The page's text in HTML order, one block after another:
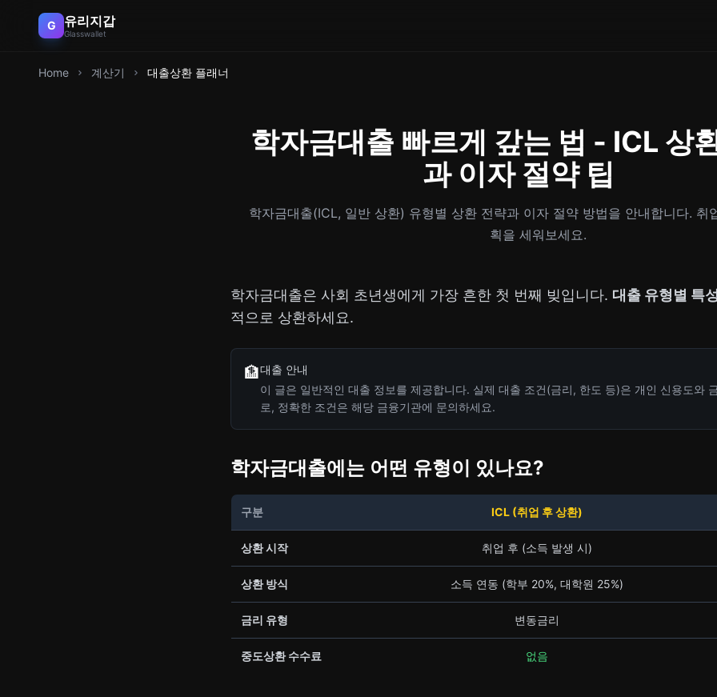
G 유리지갑
Glasswallet
Home 계산기 대출상환 플래너
학자금대출 빠르게 갚는 법 - ICL 상
과 이자 절약 팁
학자금대출(ICL, 일반 상환) 유형별 상환 전략과 이자 절약 방법을 안내합니다. 취
획을 세워보세요.
학자금대출은 사회 초년생에게 가장 흔한 첫 번째 빚입니다. 대출 유형별 특
적으로 상환하세요.
🏦대출 안내
이 글은 일반적인 대출 정보를 제공합니다. 실제 대출 조건(금리, 한도 등)은 개인 신용도와
로, 정확한 조건은 해당 금융기관에 문의하세요.
학자금대출에는 어떤 유형이 있나요?
구분 ICL (취업 후 상환)
상환 시작 취업 후 (소득 발생 시)
상환 방식 소득 연동 (학부 20%, 대학원 25%)
금리 유형 변동금리
중도상환 수수료 없음